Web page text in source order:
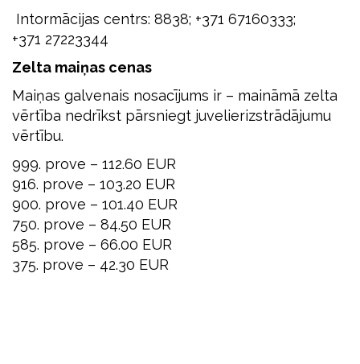
Intormācijas centrs: 8838; +371 67160333;
+371 27223344
Zelta maiņas cenas
Maiņas galvenais nosacījums ir – maināmā zelta
vērtība nedrīkst pārsniegt juvelierizstrādājumu
vērtību.
999. prove – 112.60 EUR
916. prove – 103.20 EUR
900. prove – 101.40 EUR
750. prove – 84.50 EUR
585. prove – 66.00 EUR
375. prove – 42.30 EUR